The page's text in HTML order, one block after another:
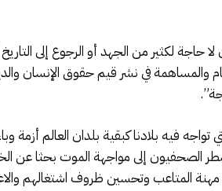
حاجة لكثير من الجهد أو الرجوع إلى
والمساهمة في نشر قيم حقوق الإنسان
تواجه فيه بلادنا كبقية بلدان العالم
إلى مواجهة الموت بحثا عن
وتحسين ظروف اشتغالهم